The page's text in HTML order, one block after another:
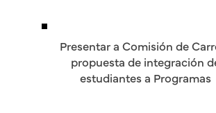
Presentar a Comisión de
propuesta de integración
estudiantes a Programas